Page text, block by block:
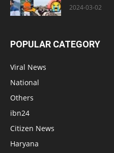
2024-03-02
POPULAR CATEGORY
Viral News
National
Others
ibn24
Citizen News
Haryana